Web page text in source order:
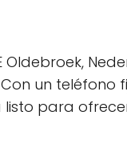
Oldebroek,
un teléfono
para